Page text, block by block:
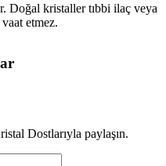
Doğal kristaller tıbbi ilaç veya
etmez.
Dostlarıyla paylaşın.